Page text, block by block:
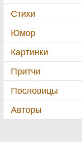
Стихи
Юмор
Картинки
Притчи
Пословицы
Авторы